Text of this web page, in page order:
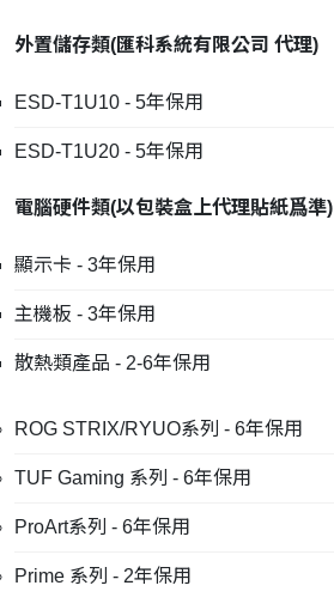
外置儲存類(匯科系統有限公司 代理)
ESD-T1U10 - 5年保用
ESD-T1U20 - 5年保用
電腦硬件類(以包裝盒上代理貼紙爲準)
顯示卡 - 3年保用
主機板 - 3年保用
散熱類產品 - 2-6年保用
ROG STRIX/RYUO系列 - 6年保用
TUF Gaming 系列 - 6年保用
ProArt系列 - 6年保用
Prime 系列 - 2年保用